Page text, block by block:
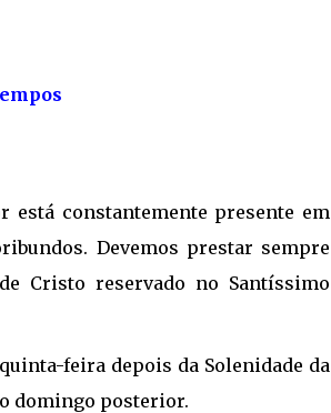
está constantemente presente em
Devemos prestar sempre
Cristo reservado no Santíssimo
feira depois da Solenidade da
domingo posterior.